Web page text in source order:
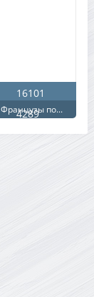
16101
4289
Французы по...